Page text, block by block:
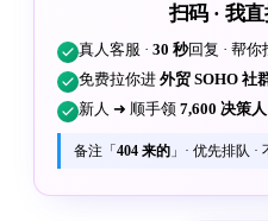
扫码 · 我
真人客服 ·30 秒回复 · 帮
免费拉你进外贸 SOHO 社
新人 ➜ 顺手领7,600 决策人
备注「404 来的 」· 优先排队